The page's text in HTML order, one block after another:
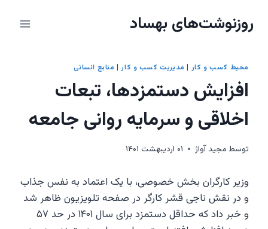
روزنوشت‌های بهساد
محیط کسب و کار | مدیریت کسب و کار| منابع انسانی
افزایش دستمزد‌ها، تبعات
اخلاقی و سرمایه روانی جامعه
توسط مجيد آواژ ۰۱ اردیبهشت ۱۴۰۱
وزیر کارگران بخش خصوصی، با یک اعتماد به نفس جذاب
و در نقش ناجی قشر کارگر در صفحه تلویزیون ظاهر شد
و خبر داد که حداقل دستمزد برای سال ۱۴۰۱ در حد ۵۷